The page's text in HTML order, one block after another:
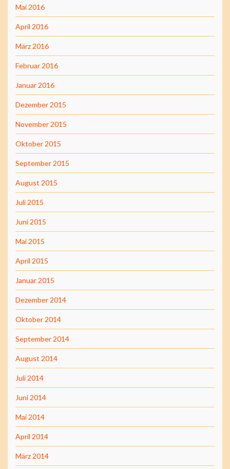
Mai 2016
April 2016
März 2016
Februar 2016
Januar 2016
Dezember 2015
November 2015
Oktober 2015
September 2015
August 2015
Juli 2015
Juni 2015
Mai 2015
April 2015
Januar 2015
Dezember 2014
Oktober 2014
September 2014
August 2014
Juli 2014
Juni 2014
Mai 2014
April 2014
März 2014